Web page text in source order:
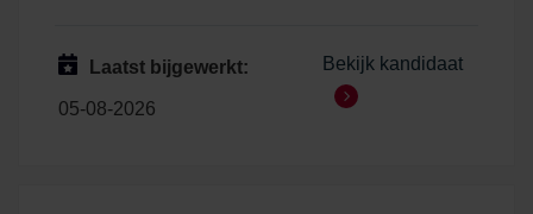
Laatst bijgewerkt:
05-08-2026
Bekijk kandidaat